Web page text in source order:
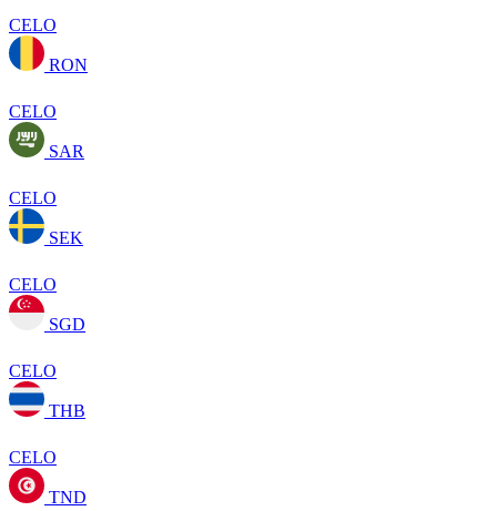
CELO
RON
CELO
SAR
CELO
SEK
CELO
SGD
CELO
THB
CELO
TND